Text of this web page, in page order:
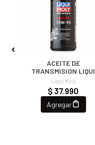
ACEITE DE
TRANSMISION LIQUI
MOLY 75W90
Liqui Moly
$ 37.990
Agregar